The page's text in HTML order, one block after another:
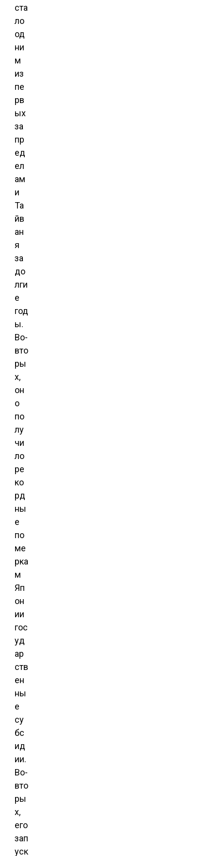
ста
ло
од
ни
м
из
пе
рв
ых
за
пр
ед
ел
ам
и
Та
йв
ан
я
за
до
лги
е
год
ы.
Во-
вто
ры
х,
он
о
по
лу
чи
ло
ре
ко
рд
ны
е
по
ме
рка
м
Яп
он
ии
гос
уд
ар
ств
ен
ны
е
су
бс
ид
ии.
Во-
вто
ры
х,
его
зап
уск